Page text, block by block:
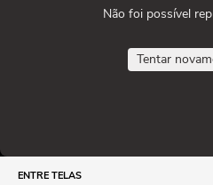
Não foi possível
Tentar
ENTRE TELAS